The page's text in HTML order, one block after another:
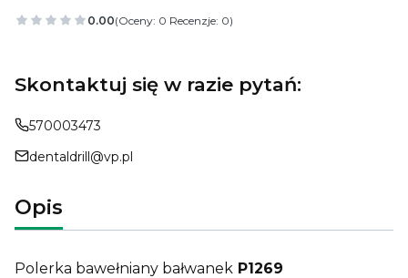
0.00(Oceny: 0 Recenzje: 0)
Skontaktuj się w razie pytań:
570003473
dentaldrill@vp.pl
Opis
Polerka bawełniany bałwanek P1269